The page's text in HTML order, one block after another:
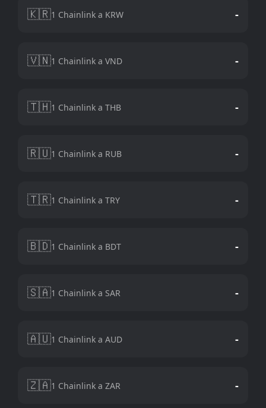
🇰🇷1 Chainlink a KRW -
🇻🇳1 Chainlink a VND -
🇹🇭1 Chainlink a THB -
🇷🇺1 Chainlink a RUB -
🇹🇷1 Chainlink a TRY -
🇧🇩1 Chainlink a BDT -
🇸🇦1 Chainlink a SAR -
🇦🇺1 Chainlink a AUD -
🇿🇦1 Chainlink a ZAR -